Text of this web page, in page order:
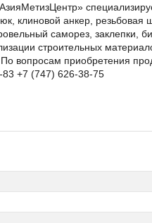
клиновой анкер, резьбовая
саморез, заклепки,
строительных
вопросам приобретения
+7 (747) 626-38-75